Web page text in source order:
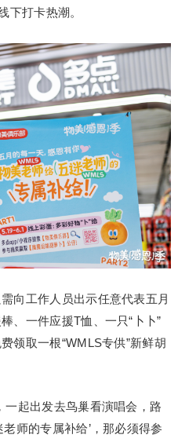
下打卡热潮。
向工作人员出示任意代表五月
、一件应援T恤、一只“卜卜”
取一根“WMLS专供”新鲜胡
一起出发去鸟巢看演唱会，路
师的专属补给’，那必须得参